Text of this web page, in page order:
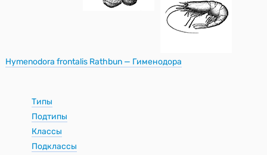
Hymenodora frontalis Rathbun — Гименодора
Типы
Подтипы
Классы
Подклассы